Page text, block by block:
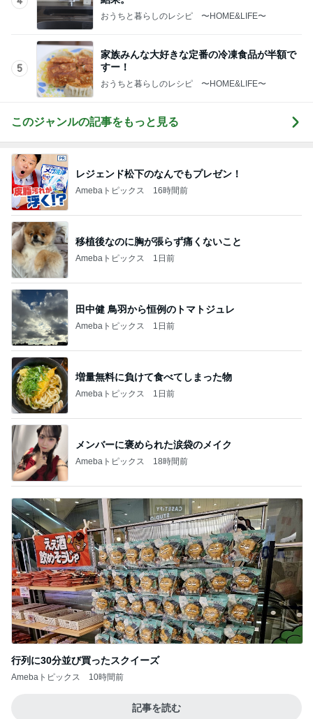
おうちと暮らしのレシピ 〜HOME&LIFE〜
5
家族みんな大好きな定番の冷凍食品が半額で
すー！
おうちと暮らしのレシピ 〜HOME&LIFE〜
このジャンルの記事をもっと見る
レジェンド松下のなんでもプレゼン！
Amebaトピックス 16時間前
移植後なのに胸が張らず痛くないこと
Amebaトピックス 1日前
田中健 鳥羽から恒例のトマトジュレ
Amebaトピックス 1日前
増量無料に負けて食べてしまった物
Amebaトピックス 1日前
メンバーに褒められた涙袋のメイク
Amebaトピックス 18時間前
行列に30分並び買ったスクイーズ
Amebaトピックス 10時間前
記事を読む